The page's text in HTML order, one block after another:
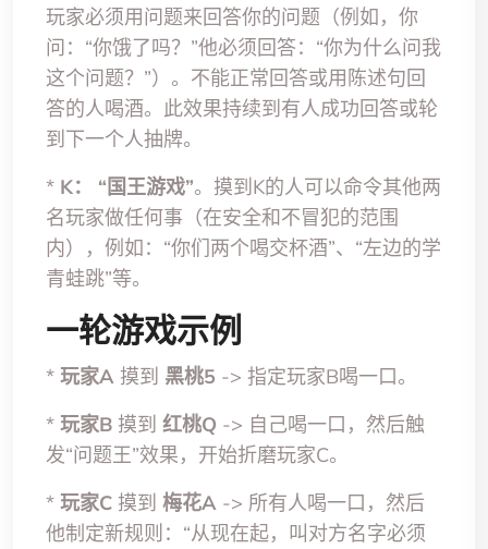
玩家必须用问题来回答你的问题（例如，你
问：“你饿了吗？”他必须回答：“你为什么问我
这个问题？”）。不能正常回答或用陈述句回
答的人喝酒。此效果持续到有人成功回答或轮
到下一个人抽牌。
* K： “国王游戏”。摸到K的人可以命令其他两
名玩家做任何事（在安全和不冒犯的范围
内），例如：“你们两个喝交杯酒”、“左边的学
青蛙跳”等。
一轮游戏示例
* 玩家A 摸到 黑桃5 -> 指定玩家B喝一口。
* 玩家B 摸到 红桃Q -> 自己喝一口，然后触
发“问题王”效果，开始折磨玩家C。
* 玩家C 摸到 梅花A -> 所有人喝一口，然后
他制定新规则：“从现在起，叫对方名字必须